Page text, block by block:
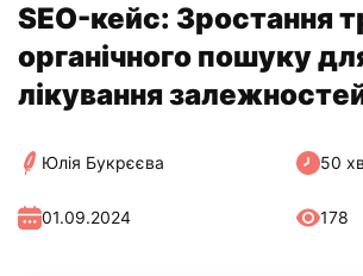
SEO-кейс: Зростання
органічного пошуку
лікування
Юлія Букрєєва 50 хв
178
01.09.2024